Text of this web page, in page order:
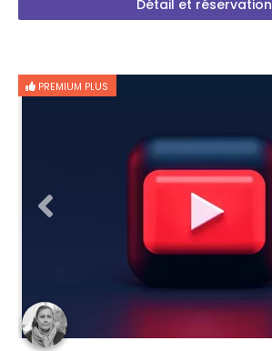
Détail et réservation
PREMIUM PLUS